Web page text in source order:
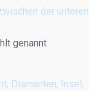
der unteren
genannt
Diamanten, Insel,